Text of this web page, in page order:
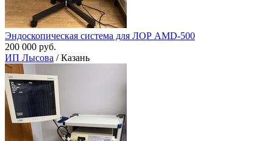
Эндоскопическая система для ЛОР AMD-500
200 000 руб.
ИП Лысова / Казань